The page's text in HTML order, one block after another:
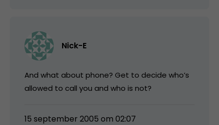
Nick-E
And what about phone? Get to decide who’s
allowed to call you and who is not?
15 september 2005 om 02:07